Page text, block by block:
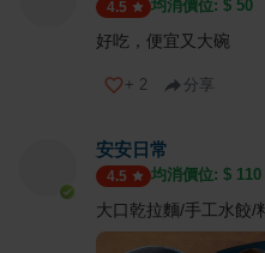
4.5 均消價位: $ 50
好吃，便宜又大碗
+ 2 分享
安安日常
4.5 均消價位: $ 110
大口乾拉麵/手工水餃/